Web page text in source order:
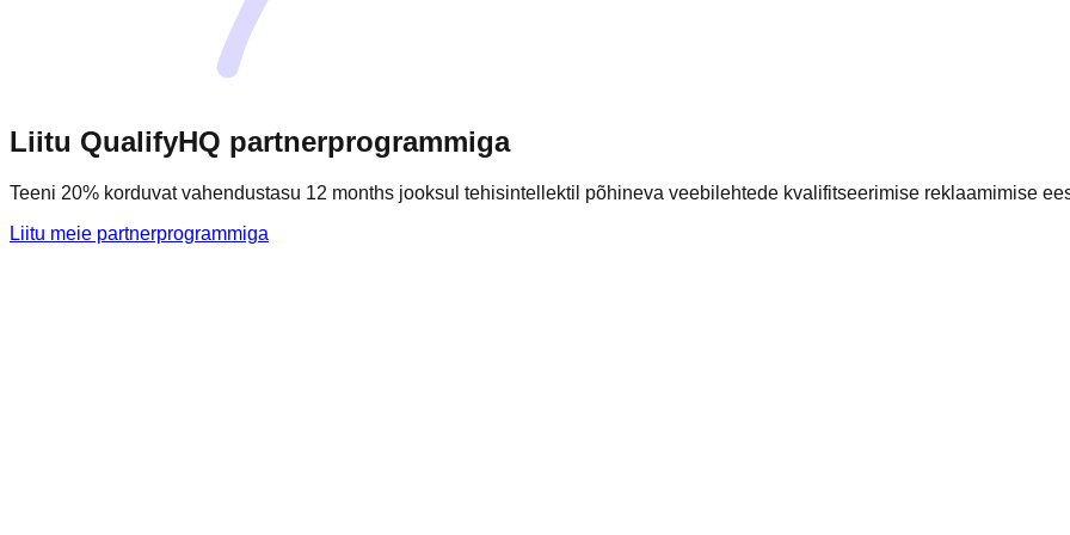
Liitu QualifyHQ partnerprogrammiga
Teeni 20% korduvat vahendustasu 12 months jooksul tehisintellektil põhineva veebilehtede kvalifitseerimise reklaamimise
Liitu meie partnerprogrammiga